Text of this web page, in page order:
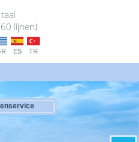
lijnen)
ES TR